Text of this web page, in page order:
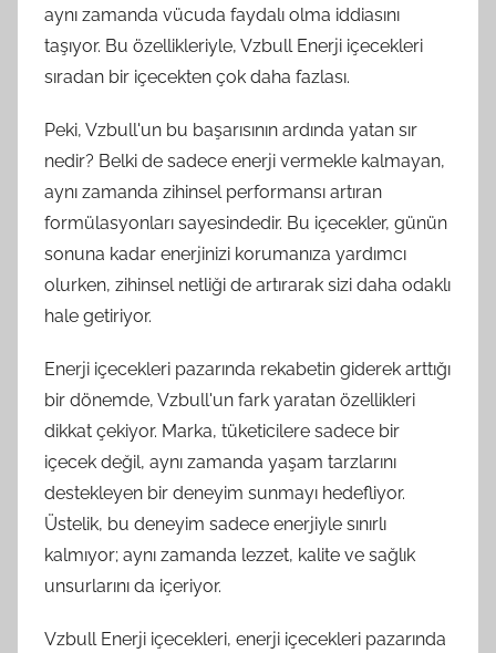
aynı zamanda vücuda faydalı olma iddiasını
taşıyor. Bu özellikleriyle, Vzbull Enerji içecekleri
sıradan bir içecekten çok daha fazlası.
Peki, Vzbull'un bu başarısının ardında yatan sır
nedir? Belki de sadece enerji vermekle kalmayan,
aynı zamanda zihinsel performansı artıran
formülasyonları sayesindedir. Bu içecekler, günün
sonuna kadar enerjinizi korumanıza yardımcı
olurken, zihinsel netliği de artırarak sizi daha odaklı
hale getiriyor.
Enerji içecekleri pazarında rekabetin giderek arttığı
bir dönemde, Vzbull'un fark yaratan özellikleri
dikkat çekiyor. Marka, tüketicilere sadece bir
içecek değil, aynı zamanda yaşam tarzlarını
destekleyen bir deneyim sunmayı hedefliyor.
Üstelik, bu deneyim sadece enerjiyle sınırlı
kalmıyor; aynı zamanda lezzet, kalite ve sağlık
unsurlarını da içeriyor.
Vzbull Enerji içecekleri, enerji içecekleri pazarında